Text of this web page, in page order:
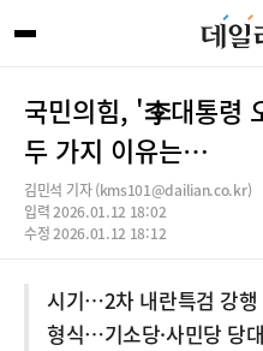
국민의힘, '李대통령
두 가지 이유는…
김민석 기자 (kms101@dailian.co.kr)
입력 2026.01.12 18:02
수정 2026.01.12 18:12
시기…2차 내란특검 강행
형식…기소당·사민당 당